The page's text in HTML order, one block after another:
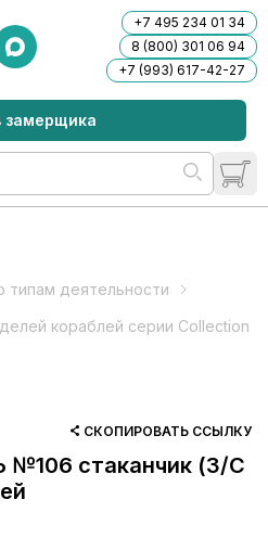
+7 495 234 01 34
8 (800) 301 06 94
+7 (993) 617-42-27
замерщика
типам деятельности
кораблей серии Collection
СКОПИРОВАТЬ ССЫЛКУ
№106 стаканчик (З/C